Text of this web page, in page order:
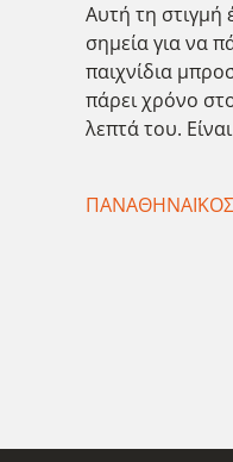
Αυτή τη στιγμή
σημεία για να
παιχνίδια
πάρει χρόνο
λεπτά του.
ΠΑΝΑΘΗΝΑΪΚΟΣ